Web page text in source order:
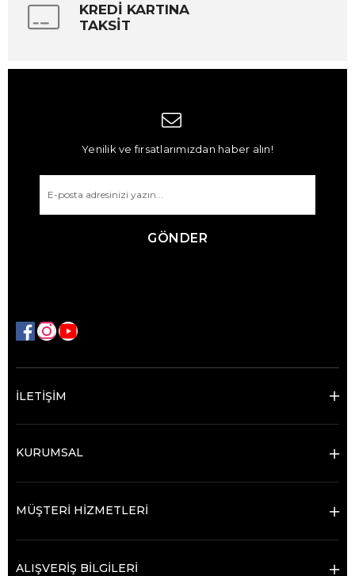
KREDİ KARTINA
TAKSİT
Yenilik ve fırsatlarımızdan haber alın!
GÖNDER
İLETİŞİM
KURUMSAL
MÜŞTERİ HİZMETLERİ
ALIŞVERİŞ BİLGİLERİ